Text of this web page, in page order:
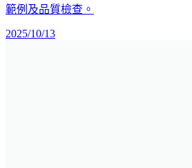
範例及品質檢查。
2025/10/13